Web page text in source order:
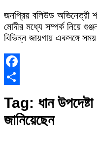
জনপ্রিয় বলিউড অভিনেত্রী
মোদীর মধ্যে সম্পর্ক নিয়ে
বিভিন্ন জায়গায় একসঙ্গে
Facebook
Tag: ধান
জানিয়েছেন